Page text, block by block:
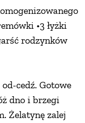
•3 łyżki
rodzynków
cedź. Gotowe
dno i brzegi
Żelatynę zalej